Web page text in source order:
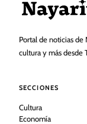
Portal de noticias de
cultura y más desde
SECCIONES
Cultura
Economía